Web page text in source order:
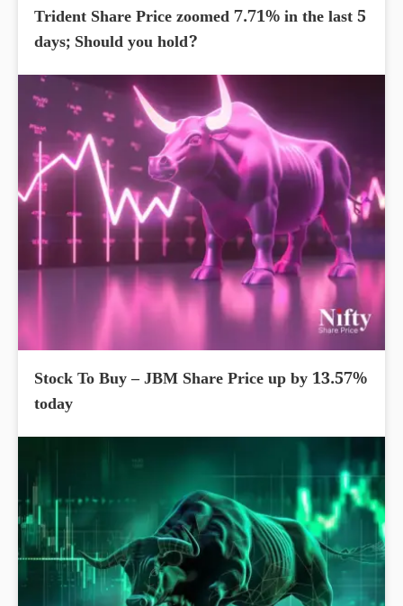
Trident Share Price zoomed 7.71% in the last 5
days; Should you hold?
Stock To Buy – JBM Share Price up by 13.57%
today